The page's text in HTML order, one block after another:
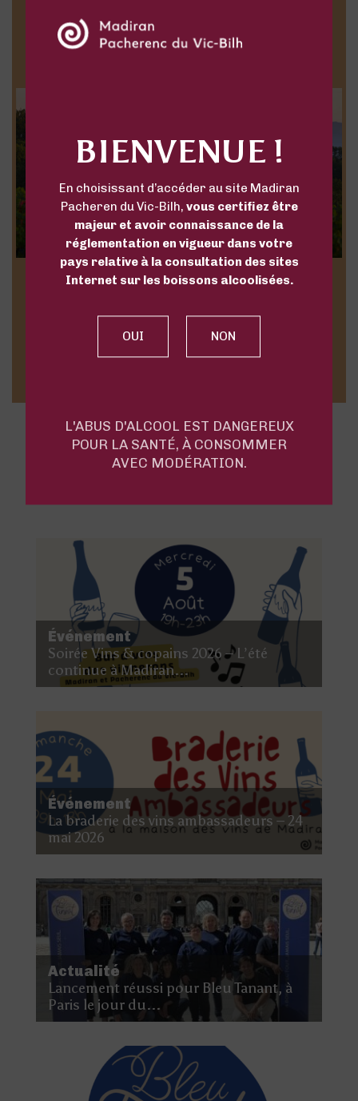
EN PHOTOS
Télécharger
Événement
Soirée Vins & copains 2026 – L’été
continue à Madiran...
Événement
La braderie des vins ambassadeurs – 24
mai 2026
Actualité
Lancement réussi pour Bleu Tanant, à
Paris le jour du...
BIENVENUE !
En choisissant d’accéder au site Madiran
Pacheren du Vic-Bilh, vous certifiez être
majeur et avoir connaissance de la
réglementation en vigueur dans votre
pays relative à la consultation des sites
Internet sur les boissons alcoolisées.
L'ABUS D'ALCOOL EST DANGEREUX
POUR LA SANTÉ, À CONSOMMER
AVEC MODÉRATION.